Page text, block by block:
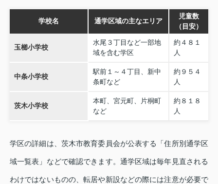
学校名 通学区域の主なエリア
児童数
（目安）
玉櫛小学校
水尾３丁目など一部地
域を含む学区
約４８１
人
中条小学校
駅前１～４丁目、新中
条町など
約９５４
人
茨木小学校
本町、宮元町、片桐町
など
約８１８
人
学区の詳細は、茨木市教育委員会が公表する「住所別通学区
域一覧表」などで確認できます。通学区域は毎年見直される
わけではないものの、転居や新設などの際には注意が必要で